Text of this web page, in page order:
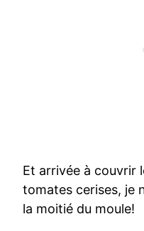
Et arrivée à couvrir
tomates cerises, je
la moitié du moule!